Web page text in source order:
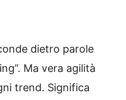
dietro parole
Ma vera agilità
trend. Significa